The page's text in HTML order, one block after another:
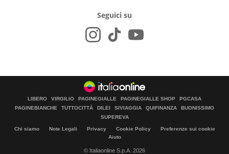
Seguici su
LIBERO VIRGILIO PAGINEGIALLE PAGINEGIALLE SHOP
PGCASA
PAGINEBIANCHE
TUTTOCITTÀ DILEI SIVIAGGIA QUIFINANZA
BUONISSIMO
SUPEREVA
Chi siamo Note Legali Privacy Cookie Policy
Preferenze sui cookie
Aiuto
© Italiaonline S.p.A. 2026